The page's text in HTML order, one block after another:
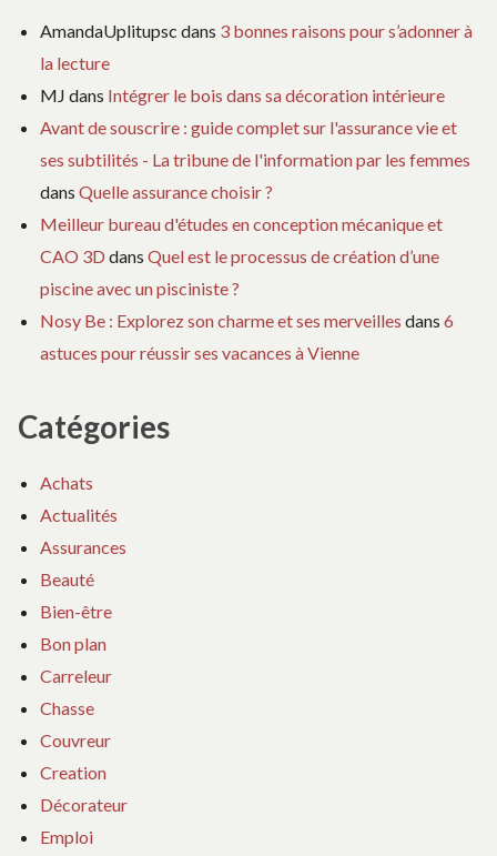
AmandaUplitupsc dans 3 bonnes raisons pour s’adonner à
la lecture
MJ dans Intégrer le bois dans sa décoration intérieure
Avant de souscrire : guide complet sur l'assurance vie et
ses subtilités - La tribune de l'information par les femmes
dans Quelle assurance choisir ?
Meilleur bureau d'études en conception mécanique et
CAO 3D dans Quel est le processus de création d’une
piscine avec un pisciniste ?
Nosy Be : Explorez son charme et ses merveilles dans 6
astuces pour réussir ses vacances à Vienne
Catégories
Achats
Actualités
Assurances
Beauté
Bien-être
Bon plan
Carreleur
Chasse
Couvreur
Creation
Décorateur
Emploi